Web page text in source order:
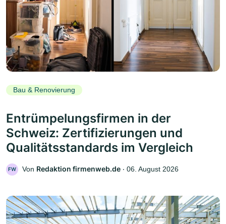
Bau & Renovierung
Entrümpelungsfirmen in der
Schweiz: Zertifizierungen und
Qualitätsstandards im Vergleich
FW Von Redaktion firmenweb.de ‧ 06. August 2026